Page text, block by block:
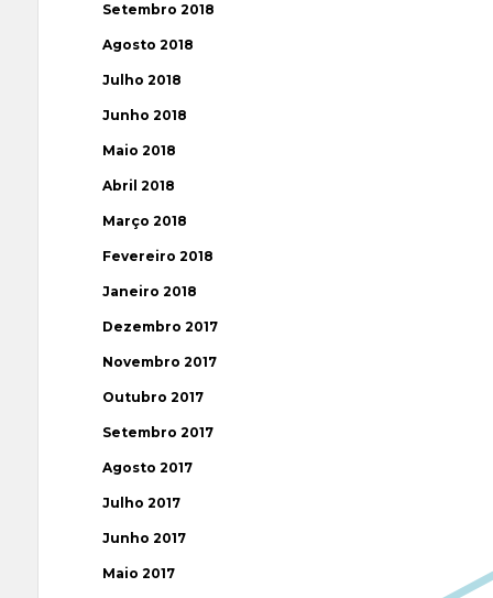
Setembro 2018
Agosto 2018
Julho 2018
Junho 2018
Maio 2018
Abril 2018
Março 2018
Fevereiro 2018
Janeiro 2018
Dezembro 2017
Novembro 2017
Outubro 2017
Setembro 2017
Agosto 2017
Julho 2017
Junho 2017
Maio 2017